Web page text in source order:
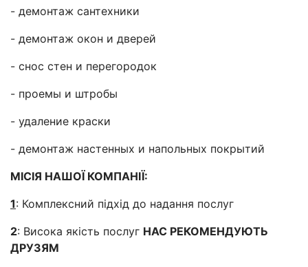
- демонтаж сантехники
- демонтаж окон и дверей
- снос стен и перегородок
- проемы и штробы
- удаление краски
- демонтаж настенных и напольных покрытий
МІСІЯ НАШОЇ КОМПАНІЇ:
1: Комплексний підхід до надання послуг
2: Висока якість послуг НАС РЕКОМЕНДУЮТЬ
ДРУЗЯМ